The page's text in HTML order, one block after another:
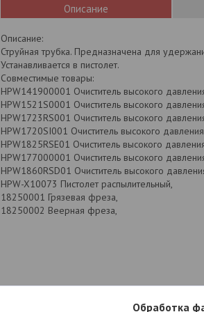
Описание
Описание:
Струйная трубка. Предназначена для
Устанавливается в пистолет.
Совместимые товары:
HPW141900001 Очиститель высокого
HPW1521S0001 Очиститель высокого
HPW1723RS001 Очиститель высокого
HPW1720SI001 Очиститель высокого
HPW1825RSE01 Очиститель высокого
HPW177000001 Очиститель высокого
HPW1860RSD01 Очиститель высокого
HPW-X10073 Пистолет распылительный,
18250001 Грязевая фреза,
18250002 Веерная фреза,
Обработка